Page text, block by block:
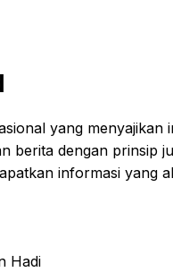
yang
berita dengan
informasi yang
Hadi